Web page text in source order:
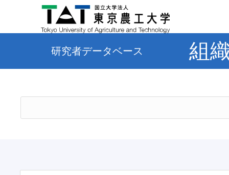
研究者データベース 組